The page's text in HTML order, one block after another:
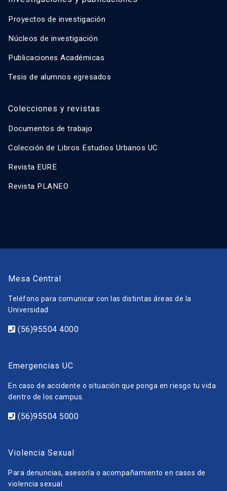
Proyectos de investigación
Núcleos de investigación
Publicaciones Académicas
Tesis de alumnos egresados
Colecciones y revistas
Documentos de trabajo
Colección de Libros Estudios Urbanos UC
Revista EURE
Revista PLANEO
Mesa Central
Teléfono para comunicar con las distintas áreas de la
Universidad.
(56)95504 4000
Emergencias UC
En caso de accidente o situación que ponga en riesgo tu vida
dentro de los campus.
(56)95504 5000
Violencia Sexual
Para denuncias, asesoría o acompañamiento en casos de
violencia sexual.